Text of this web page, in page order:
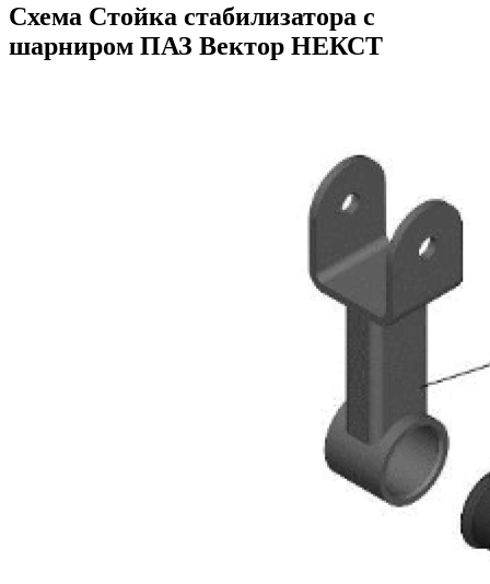
Схема Стойка стабилизатора с
шарниром ПАЗ Вектор НЕКСТ